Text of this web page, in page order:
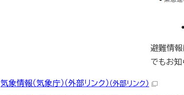
避難情報
でもお知
気象情報（気象庁）（外部リンク） （外部リンク）